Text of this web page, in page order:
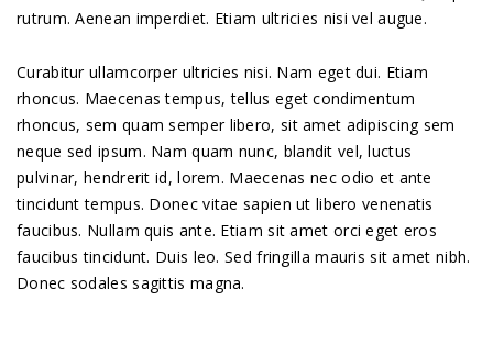
rutrum. Aenean imperdiet. Etiam ultricies nisi vel augue.
Curabitur ullamcorper ultricies nisi. Nam eget dui. Etiam
rhoncus. Maecenas tempus, tellus eget condimentum
rhoncus, sem quam semper libero, sit amet adipiscing sem
neque sed ipsum. Nam quam nunc, blandit vel, luctus
pulvinar, hendrerit id, lorem. Maecenas nec odio et ante
tincidunt tempus. Donec vitae sapien ut libero venenatis
faucibus. Nullam quis ante. Etiam sit amet orci eget eros
faucibus tincidunt. Duis leo. Sed fringilla mauris sit amet nibh.
Donec sodales sagittis magna.